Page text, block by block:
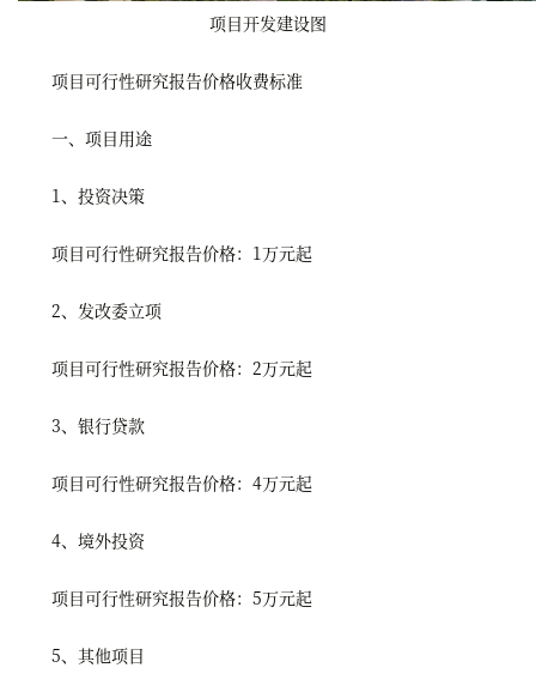
项目开发建设图
项目可行性研究报告价格收费标准
一、项目用途
1、投资决策
项目可行性研究报告价格：1万元起
2、发改委立项
项目可行性研究报告价格：2万元起
3、银行贷款
项目可行性研究报告价格：4万元起
4、境外投资
项目可行性研究报告价格：5万元起
5、其他项目